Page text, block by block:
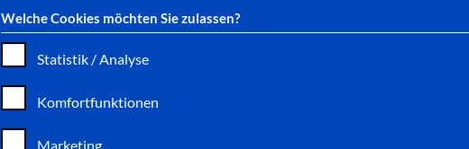
Welche Cookies möchten Sie zulassen?
Statistik / Analyse
Komfortfunktionen
Marketing
ab 11 Uhr:Swing & Wine Festival
Druckansicht